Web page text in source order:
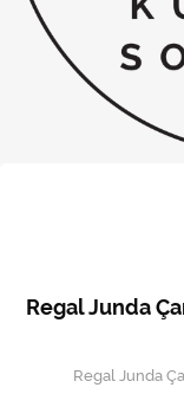
Regal Junda
Regal Junda